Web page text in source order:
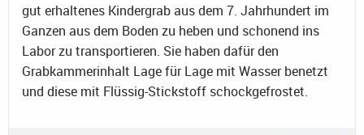
gut erhaltenes Kindergrab aus dem 7. Jahrhundert im
Ganzen aus dem Boden zu heben und schonend ins
Labor zu transportieren. Sie haben dafür den
Grabkammerinhalt Lage für Lage mit Wasser benetzt
und diese mit Flüssig-Stickstoff schockgefrostet.